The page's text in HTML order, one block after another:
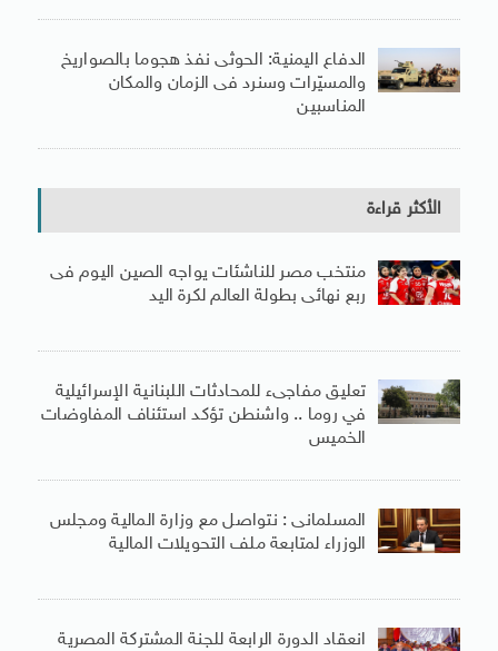
الدفاع اليمنية: الحوثى نفذ هجوما بالصواريخ
والمسيّرات وسنرد فى الزمان والمكان
المناسبين
الأكثر قراءة
منتخب مصر للناشئات يواجه الصين اليوم فى
ربع نهائى بطولة العالم لكرة اليد
تعليق مفاجىء للمحادثات اللبنانية الإسرائيلية
في روما .. واشنطن تؤكد استئناف المفاوضات
الخميس
المسلمانى : نتواصل مع وزارة المالية ومجلس
الوزراء لمتابعة ملف التحويلات المالية
انعقاد الدورة الرابعة للجنة المشتركة المصرية